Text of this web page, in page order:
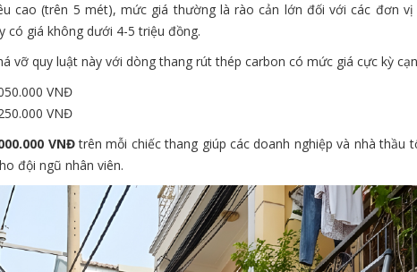
cao (trên 5 mét), mức giá thường là rào cản lớn đối với các đơn
có giá không dưới 4-5 triệu đồng.
vỡ quy luật này với dòng thang rút thép carbon có mức giá cực kỳ
VNĐ
VNĐ
VNĐtrên mỗi chiếc thang giúp các doanh nghiệp và nhà thầu
đội ngũ nhân viên.